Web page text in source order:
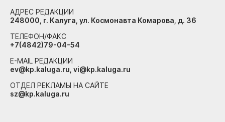
АДРЕС РЕДАКЦИИ
248000, г. Калуга, ул. Космонавта Комарова, д. 36
ТЕЛЕФОН/ФАКС
+7(4842)79-04-54
E-MAIL РЕДАКЦИИ
ev@kp.kaluga.ru, vi@kp.kaluga.ru
ОТДЕЛ РЕКЛАМЫ НА САЙТЕ
sz@kp.kaluga.ru